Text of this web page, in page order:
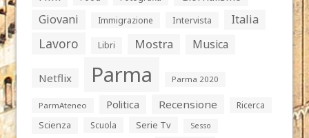
Giovani Immigrazione Intervista Italia
Lavoro Libri Mostra Musica
Netflix Parma Parma 2020
ParmAteneo Politica Recensione
Ricerca
Scienza
Scuola Serie Tv Sesso